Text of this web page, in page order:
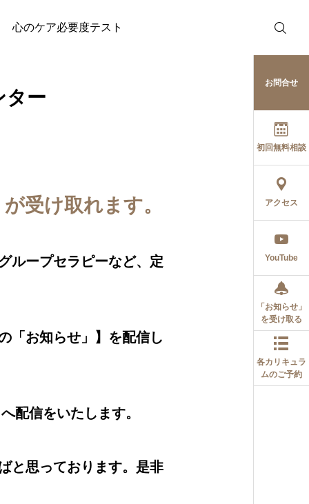
心のケア必要度テスト
お問合せ
初回無料相談
アクセス
YouTube
「お知らせ」
を受け取る
各カリキュラ
ムのご予約
ター
受け取れます。
ループセラピーなど、定
「お知らせ」】を配信し
配信をいたします。
と思っております。是非